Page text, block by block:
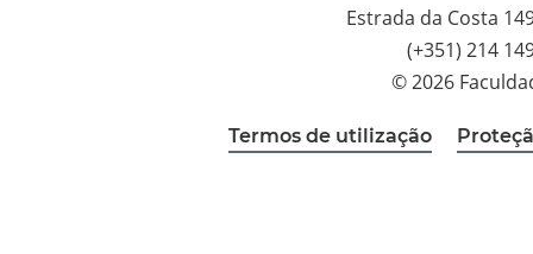
Estrada da Costa
(+351) 214
© 2026
Termos de utilização